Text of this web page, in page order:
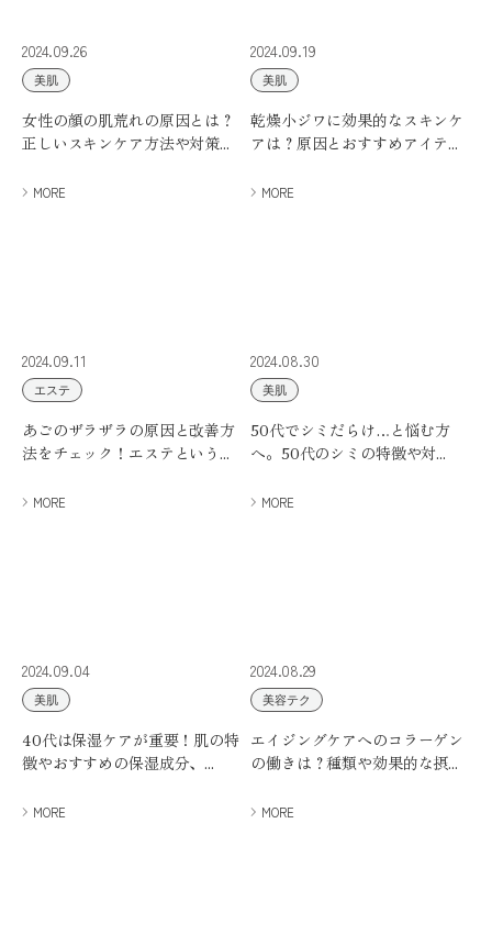
2024.09.26
美肌
女性の顔の肌荒れの原因とは？
正しいスキンケア方法や対策...
MORE
2024.09.19
美肌
乾燥小ジワに効果的なスキンケ
アは？原因とおすすめアイテ...
MORE
2024.09.11
エステ
あごのザラザラの原因と改善方
法をチェック！エステという...
MORE
2024.08.30
美肌
50代でシミだらけ…と悩む方
へ。50代のシミの特徴や対...
MORE
2024.09.04
美肌
40代は保湿ケアが重要！肌の特
徴やおすすめの保湿成分、...
MORE
2024.08.29
美容テク
エイジングケアへのコラーゲン
の働きは？種類や効果的な摂...
MORE